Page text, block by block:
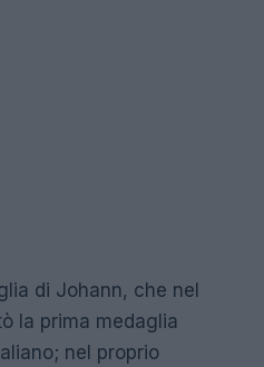
di Johann, che nel
la prima medaglia
nel proprio